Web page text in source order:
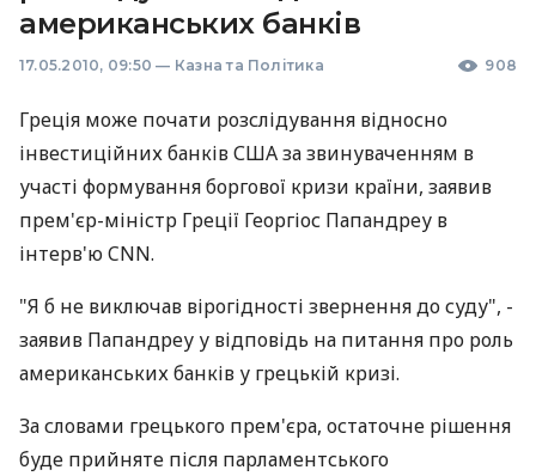
американських банків
17.05.2010, 09:50 — Казна та Політика 908
Греція може почати розслідування відносно
інвестиційних банків США за звинуваченням в
участі формування боргової кризи країни, заявив
прем'єр-міністр Греції Георгіос Папандреу в
інтерв'ю CNN.
"Я б не виключав вірогідності звернення до суду", -
заявив Папандреу у відповідь на питання про роль
американських банків у грецькій кризі.
За словами грецького прем'єра, остаточне рішення
буде прийняте після парламентського